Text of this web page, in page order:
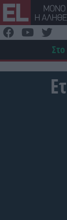
Μετάβαση
στο
περιεχόμενο